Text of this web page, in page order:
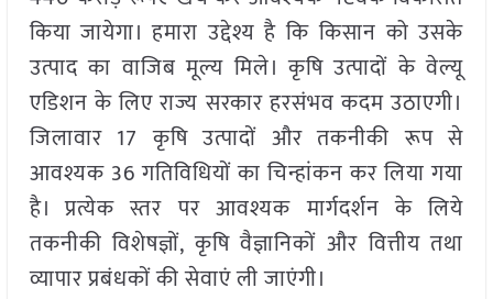
किया जायेगा। हमारा उद्देश्य है कि किसान को उसके
उत्पाद का वाजिब मूल्य मिले। कृषि उत्पादों के वेल्यू
एडिशन के लिए राज्य सरकार हरसंभव कदम उठाएगी।
जिलावार 17 कृषि उत्पादों और तकनीकी रूप से
आवश्यक 36 गतिविधियों का चिन्हांकन कर लिया गया
है। प्रत्येक स्तर पर आवश्यक मार्गदर्शन के लिये
तकनीकी विशेषज्ञों, कृषि वैज्ञानिकों और वित्तीय तथा
व्यापार प्रबंधकों की सेवाएं ली जाएंगी।